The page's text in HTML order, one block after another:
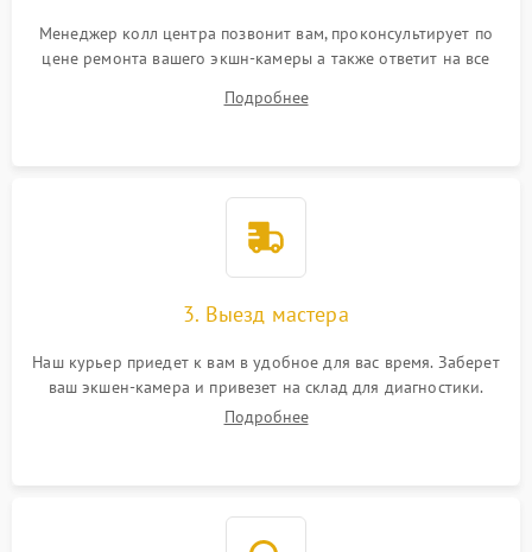
Менеджер колл центра позвонит вам, проконсультирует по
цене ремонта вашего экшн-камеры а также ответит на все
Подробнее
3. Выезд мастера
Наш курьер приедет к вам в удобное для вас время. Заберет
ваш экшен-камера и привезет на склад для диагностики.
Подробнее